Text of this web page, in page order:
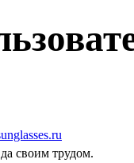
своим трудом.